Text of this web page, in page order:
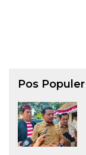
Pos Populer